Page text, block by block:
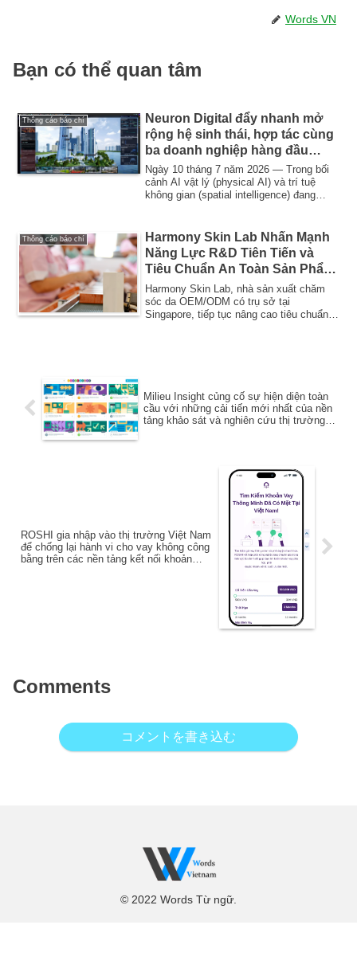
Words VN
Bạn có thể quan tâm
Thông cáo báo chí
Neuron Digital đẩy nhanh mở
rộng hệ sinh thái, hợp tác cùng
ba doanh nghiệp hàng đầu
ngành nhằm xây dựng chuỗi
giá trị "Trí tuệ không gian tòa
nhà" toàn diện tại Trung Quốc
Ngày 10 tháng 7 năm 2026 — Trong bối
cảnh AI vật lý (physical AI) và trí tuệ
không gian (spatial intelligence) đang
Thông cáo báo chí
Harmony Skin Lab Nhấn Mạnh
Năng Lực R&D Tiên Tiến và
Tiêu Chuẩn An Toàn Sản Phẩm
Cho Các Thương Hiệu Làm
Đẹp Đang Phát Triển Tại Việt
Nam
Harmony Skin Lab, nhà sản xuất chăm
sóc da OEM/ODM có trụ sở tại
Singapore, tiếp tục nâng cao tiêu chuẩn
Milieu Insight củng cố sự hiện diện toàn
cầu với những cải tiến mới nhất của nền
tảng khảo sát và nghiên cứu thị trường,
ROSHI gia nhập vào thị trường Việt Nam
để chống lại hành vi cho vay không công
bằng trên các nền tảng kết nối khoản
Comments
コメントを書き込む
© 2022 Words Từ ngữ.